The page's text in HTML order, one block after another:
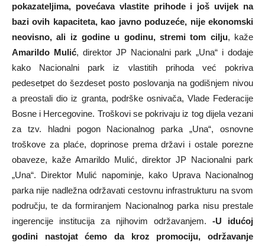
pokazateljima, povećava vlastite prihode i još uvijek na
bazi ovih kapaciteta, kao javno poduzeće, nije ekonomski
neovisno, ali iz godine u godinu, stremi tom cilju, kaže
Amarildo Mulić, direktor JP Nacionalni park „Una“ i dodaje
kako Nacionalni park iz vlastitih prihoda već pokriva
pedesetpet do šezdeset posto poslovanja na godišnjem nivou
a preostali dio iz granta, podrške osnivača, Vlade Federacije
Bosne i Hercegovine. Troškovi se pokrivaju iz tog dijela vezani
za tzv. hladni pogon Nacionalnog parka „Una“, osnovne
troškove za plaće, doprinose prema državi i ostale porezne
obaveze, kaže Amarildo Mulić, direktor JP Nacionalni park
„Una“. Direktor Mulić napominje, kako Uprava Nacionalnog
parka nije nadležna održavati cestovnu infrastrukturu na svom
području, te da formiranjem Nacionalnog parka nisu prestale
ingerencije institucija za njihovim održavanjem. -U idućoj
godini nastojat ćemo da kroz promociju, održavanje